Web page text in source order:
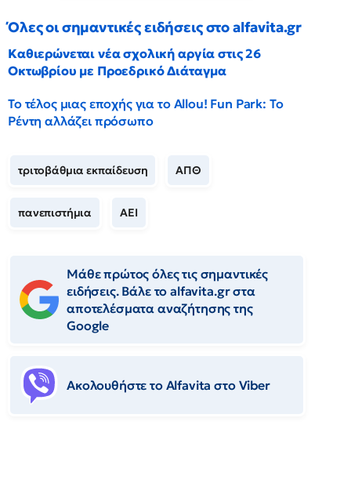
Όλες οι σημαντικές ειδήσεις στο alfavita.gr
Καθιερώνεται νέα σχολική αργία στις 26
Οκτωβρίου με Προεδρικό Διάταγμα
Το τέλος μιας εποχής για το Allou! Fun Park: Το
Ρέντη αλλάζει πρόσωπο
τριτοβάθμια εκπαίδευση ΑΠΘ
πανεπιστήμια ΑΕΙ
Μάθε πρώτος όλες τις σημαντικές
ειδήσεις. Βάλε το alfavita.gr στα
αποτελέσματα αναζήτησης της
Google
Ακολουθήστε το Αlfavita στο Viber